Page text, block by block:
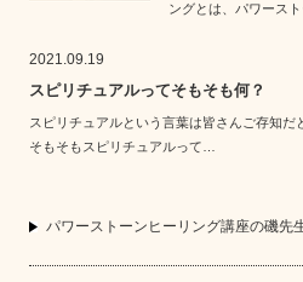
ングとは、パワース
2021.09.19
スピリチュアルってそもそも何？
スピリチュアルという言葉は皆さんご存知だ
そもそもスピリチュアルって…
パワーストーンヒーリング講座の磯先